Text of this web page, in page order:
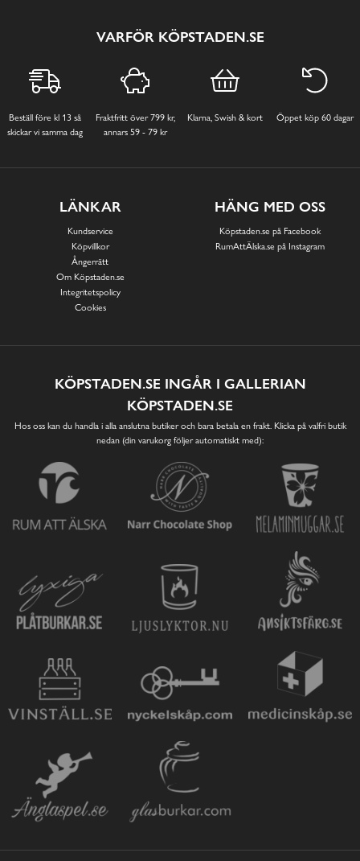
VARFÖR KÖPSTADEN.SE
Beställ före kl 13 så
skickar vi samma dag
Fraktfritt över 799 kr,
annars 59 - 79 kr
Klarna, Swish & kort Öppet köp 60 dagar
LÄNKAR
Kundservice
Köpvillkor
Ångerrätt
Om Köpstaden.se
Integritetspolicy
Cookies
HÄNG MED OSS
Köpstaden.se på Facebook
RumAttÄlska.se på Instagram
KÖPSTADEN.SE INGÅR I GALLERIAN
KÖPSTADEN.SE
Hos oss kan du handla i alla anslutna butiker och bara betala en frakt. Klicka på valfri butik
nedan (din varukorg följer automatiskt med):